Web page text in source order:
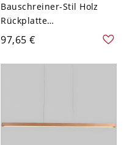
Bauschreiner-Stil Holz
Rückplatte
Spiegelscheinwerfer
Holzfarbe Wandlampe -
97,65 €